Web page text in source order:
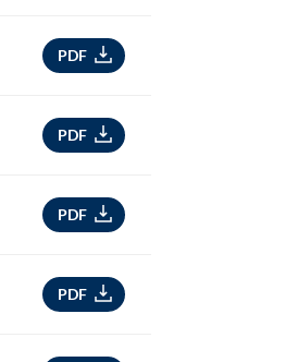
PDF
PDF
PDF
PDF